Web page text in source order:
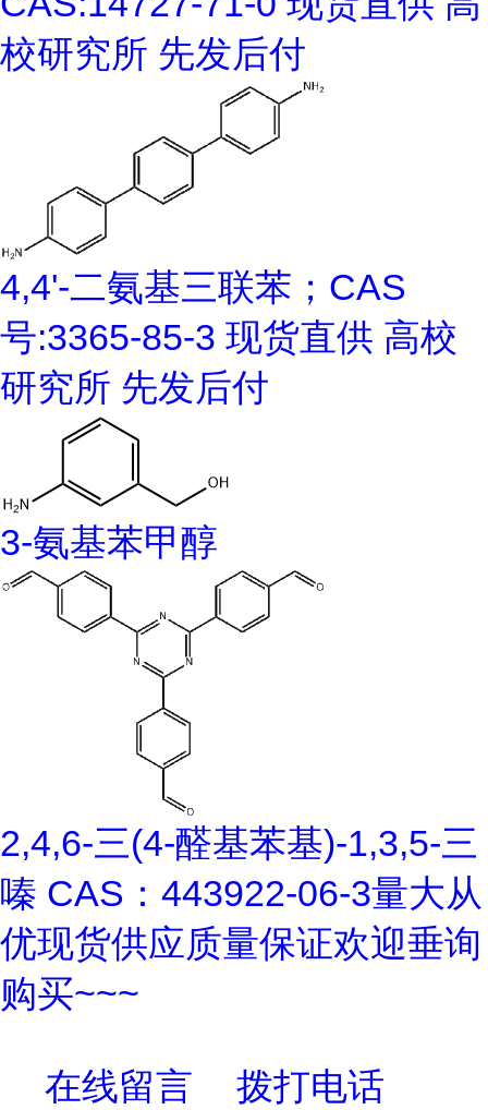
校研究所 先发后付
4,4'-二氨基三联苯；CAS
号:3365-85-3 现货直供 高校
研究所 先发后付
3-氨基苯甲醇
2,4,6-三(4-醛基苯基)-1,3,5-三
嗪 CAS：443922-06-3量大从
优现货供应质量保证欢迎垂询
购买~~~
在线留言 拨打电话